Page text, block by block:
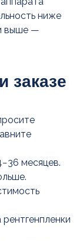
ниже
выше —
месяцев.